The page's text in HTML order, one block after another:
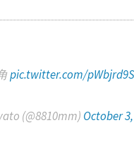
pic.twitter.com/
(@8810mm) October